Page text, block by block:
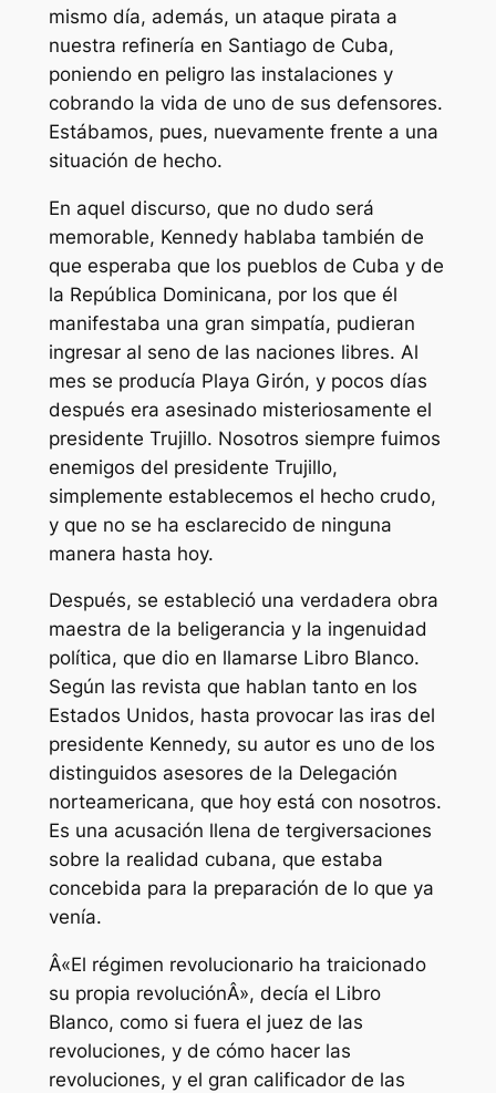
mismo día, además, un ataque pirata a
nuestra refinería en Santiago de Cuba,
poniendo en peligro las instalaciones y
cobrando la vida de uno de sus defensores.
Estábamos, pues, nuevamente frente a una
situación de hecho.
En aquel discurso, que no dudo será
memorable, Kennedy hablaba también de
que esperaba que los pueblos de Cuba y de
la República Dominicana, por los que él
manifestaba una gran simpatía, pudieran
ingresar al seno de las naciones libres. Al
mes se producía Playa Girón, y pocos días
después era asesinado misteriosamente el
presidente Trujillo. Nosotros siempre fuimos
enemigos del presidente Trujillo,
simplemente establecemos el hecho crudo,
y que no se ha esclarecido de ninguna
manera hasta hoy.
Después, se estableció una verdadera obra
maestra de la beligerancia y la ingenuidad
política, que dio en llamarse Libro Blanco.
Según las revista que hablan tanto en los
Estados Unidos, hasta provocar las iras del
presidente Kennedy, su autor es uno de los
distinguidos asesores de la Delegación
norteamericana, que hoy está con nosotros.
Es una acusación llena de tergiversaciones
sobre la realidad cubana, que estaba
concebida para la preparación de lo que ya
venía.
Â«El régimen revolucionario ha traicionado
su propia revoluciónÂ», decía el Libro
Blanco, como si fuera el juez de las
revoluciones, y de cómo hacer las
revoluciones, y el gran calificador de las